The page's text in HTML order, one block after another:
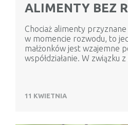
ALIMENTY BEZ
Chociaż alimenty
w momencie rozwodu, to
małżonków jest wzajemne
współdziałanie. W związku
11 KWIETNIA